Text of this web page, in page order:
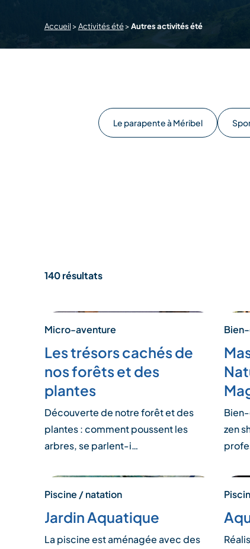
Accueil >Activités été>Autres activités été
Le parapente à Méribel
140 résultats
Micro-aventure
Les trésors cachés de
nos forêts et des
plantes
Découverte de notre forêt et des
plantes : comment poussent les
arbres, se parlent-i…
zen
Piscine / natation
Jardin Aquatique
La piscine est aménagée avec des